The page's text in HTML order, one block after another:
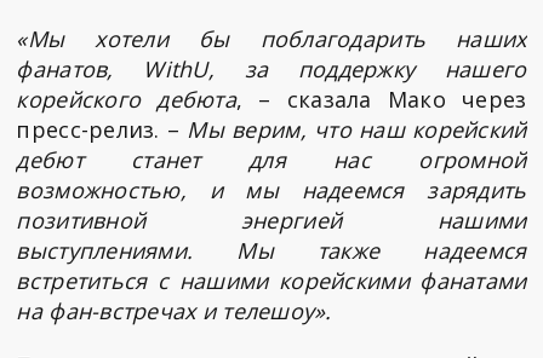
«Мы хотели бы поблагодарить наших
фанатов, WithU, за поддержку нашего
корейского дебюта, – сказала Мако через
пресс-релиз. – Мы верим, что наш корейский
дебют станет для нас огромной
возможностью, и мы надеемся зарядить
позитивной энергией нашими
выступлениями. Мы также надеемся
встретиться с нашими корейскими фанатами
на фан-встречах и телешоу».